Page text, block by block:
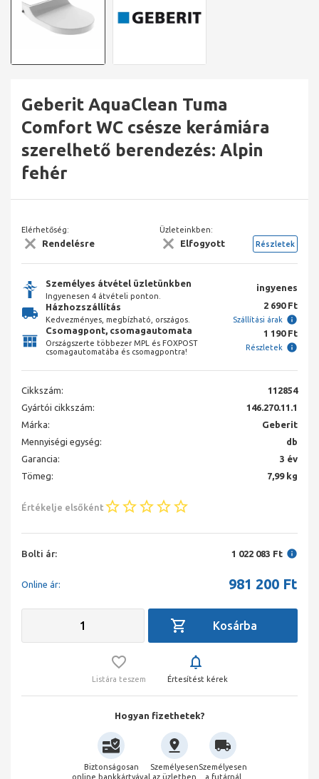
Geberit AquaClean Tuma
Comfort WC csésze kerámiára
szerelhető berendezés: Alpin
fehér
Elérhetőség:
Rendelésre
Üzleteinkben:
Elfogyott Részletek
Személyes átvétel üzletünkben
Ingyenesen 4 átvételi ponton.
ingyenes
Házhozszállítás
Kedvezményes, megbízható, országos.
2 690 Ft
Szállítási árak
Csomagpont, csomagautomata
Országszerte többezer MPL és FOXPOST
csomagautomatába és csomagpontra!
1 190 Ft
Részletek
Cikkszám:
112854
Gyártói cikkszám:
146.270.11.1
Márka:
Geberit
Mennyiségi egység:
db
Garancia:
3 év
Tömeg:
7,99 kg
Értékelje elsőként
Bolti ár: 1 022 083 Ft
Online ár: 981 200 Ft
Listára teszem Értesítést kérek
Hogyan fizethetek?
Biztonságosan
online bankkártyával
Személyesen
az üzletben
Személyesen
a futárnál